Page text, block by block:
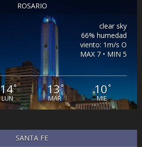
ROSARIO
clear sky
66% humedad
viento: 1m/s O
MAX 7 • MIN 5
14°
LUN
13°
MAR
10°
MIE
SANTA FE